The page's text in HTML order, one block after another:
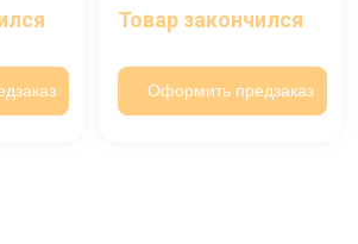
Товар закончился
Оформить предзаказ